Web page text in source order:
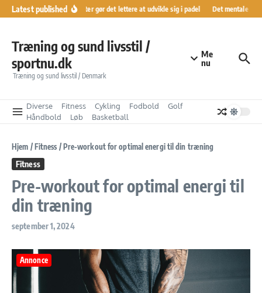
Fortsæt til indhold
Latest publishedRanglister gør det lettere at udvikle sig i padel Det mentale
Træning og sund livsstil /
sportnu.dk
Træning og sund livsstil / Denmark
Me
nu
Diverse Fitness Cykling Fodbold
Golf
Håndbold
Løb Basketball
Hjem / Fitness / Pre-workout for optimal energi til din træning
Fitness
Pre-workout for optimal energi til
din træning
september 1, 2024
Annonce